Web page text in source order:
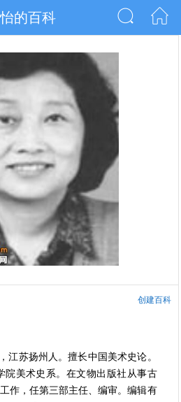
的百科
创建百科
苏扬州人。擅长中国美术史论。
院美术史系。在文物出版社从事古
作，任第三部主任、编审。编辑有